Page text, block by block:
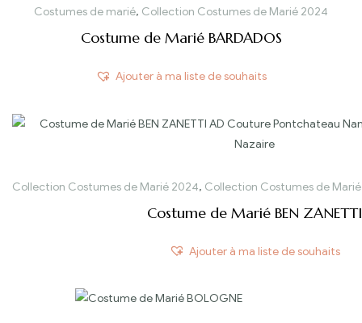
Costumes de marié, Collection Costumes de Marié 2024
Costume de Marié BARDADOS
Ajouter à ma liste de souhaits
Collection Costumes de Marié 2024, Collection Costumes de
Costume de Marié BEN ZANETTI
Ajouter à ma liste de souhaits